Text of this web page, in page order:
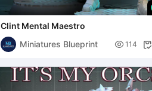
Clint Mental Maestro
Miniatures Blueprint
 114 